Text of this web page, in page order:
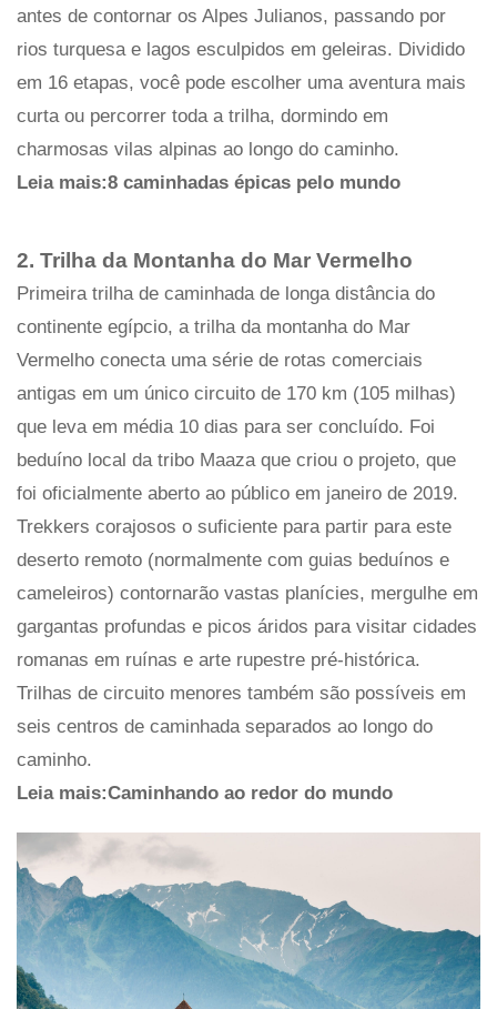
antes de contornar os Alpes Julianos, passando por
rios turquesa e lagos esculpidos em geleiras. Dividido
em 16 etapas, você pode escolher uma aventura mais
curta ou percorrer toda a trilha, dormindo em
charmosas vilas alpinas ao longo do caminho.
Leia mais:8 caminhadas épicas pelo mundo
2. Trilha da Montanha do Mar Vermelho
Primeira trilha de caminhada de longa distância do
continente egípcio, a trilha da montanha do Mar
Vermelho conecta uma série de rotas comerciais
antigas em um único circuito de 170 km (105 milhas)
que leva em média 10 dias para ser concluído. Foi
beduíno local da tribo Maaza que criou o projeto, que
foi oficialmente aberto ao público em janeiro de 2019.
Trekkers corajosos o suficiente para partir para este
deserto remoto (normalmente com guias beduínos e
cameleiros) contornarão vastas planícies, mergulhe em
gargantas profundas e picos áridos para visitar cidades
romanas em ruínas e arte rupestre pré-histórica.
Trilhas de circuito menores também são possíveis em
seis centros de caminhada separados ao longo do
caminho.
Leia mais:Caminhando ao redor do mundo